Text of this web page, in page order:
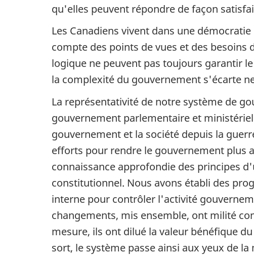
qu'elles peuvent répondre de façon
Les Canadiens vivent dans une
compte des points de vues et des besoins
logique ne peuvent pas toujours garantir
la complexité du gouvernement s'écarte
La représentativité de notre système de
gouvernement parlementaire et
gouvernement et la société depuis la
efforts pour rendre le gouvernement plus
connaissance approfondie des principes
constitutionnel. Nous avons établi des
interne pour contrôler l'activité
changements, mis ensemble, ont milité
mesure, ils ont dilué la valeur bénéfique
sort, le système passe ainsi aux yeux de